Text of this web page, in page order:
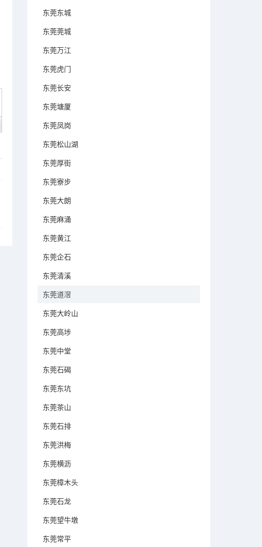
东莞东城
东莞莞城
东莞万江
东莞虎门
东莞长安
东莞塘厦
东莞凤岗
东莞松山湖
东莞厚街
东莞寮步
东莞大朗
东莞麻涌
东莞黄江
东莞企石
东莞清溪
东莞道滘
东莞大岭山
东莞高埗
东莞中堂
东莞石碣
东莞东坑
东莞茶山
东莞石排
东莞洪梅
东莞横沥
东莞樟木头
东莞石龙
东莞望牛墩
东莞常平